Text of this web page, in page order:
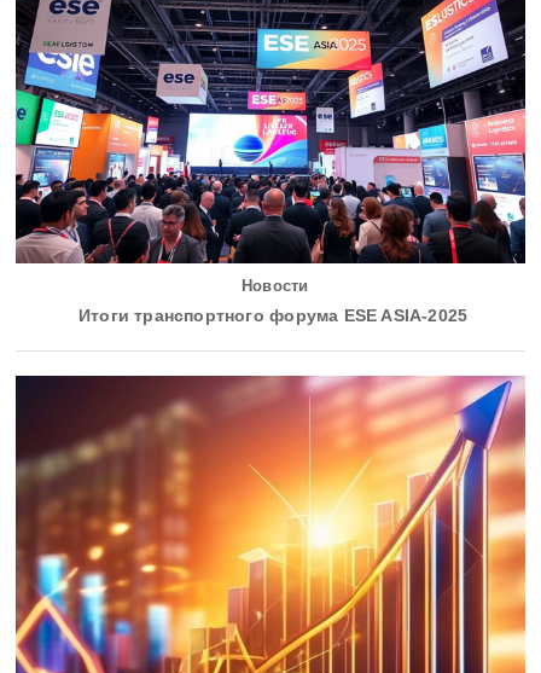
Новости
Итоги транспортного форума ESE ASIA-2025